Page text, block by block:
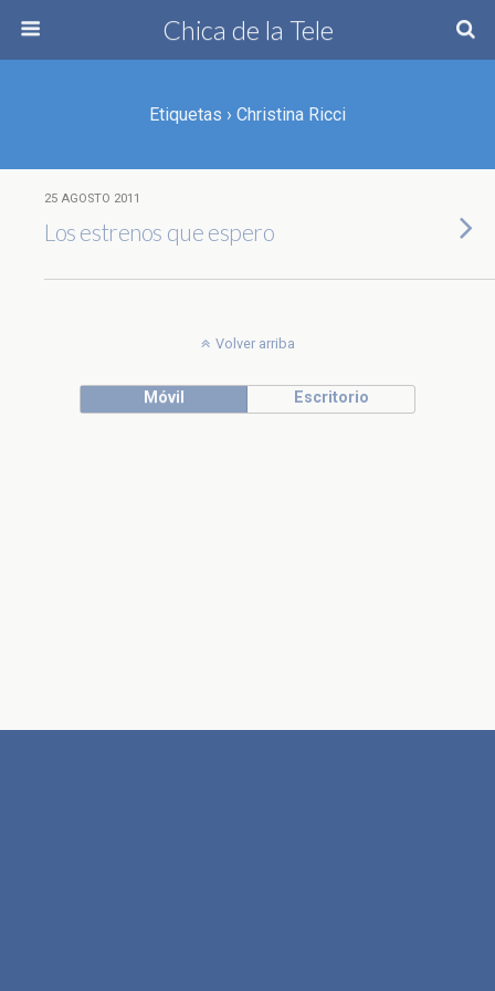
Chica de la Tele
Etiquetas › Christina Ricci
25 AGOSTO 2011
Los estrenos que espero
Volver arriba
Móvil Escritorio